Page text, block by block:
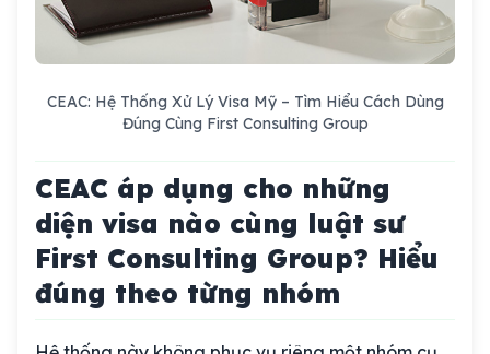
CEAC: Hệ Thống Xử Lý Visa Mỹ – Tìm Hiểu Cách Dùng
Đúng Cùng First Consulting Group
CEAC áp dụng cho những
diện visa nào cùng luật sư
First Consulting Group? Hiểu
đúng theo từng nhóm